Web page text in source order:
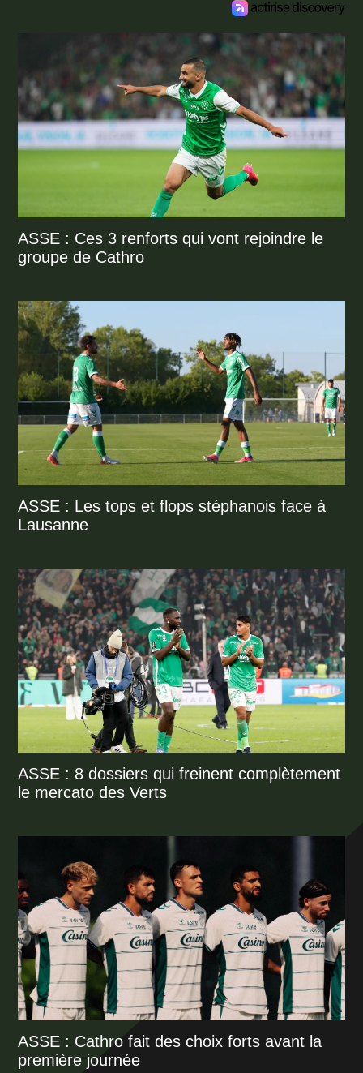
ASSE : Ces 3 renforts qui vont rejoindre le
groupe de Cathro
ASSE : Les tops et flops stéphanois face à
Lausanne
ASSE : 8 dossiers qui freinent complètement
le mercato des Verts
ASSE : Cathro fait des choix forts avant la
première journée